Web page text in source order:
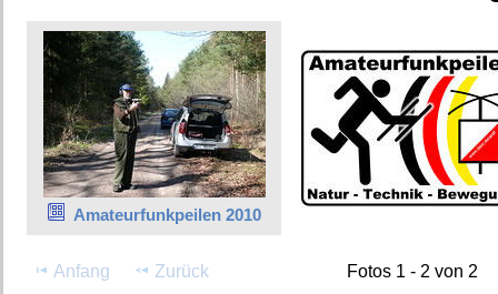
Amateurfunkpeilen 2010
Anfang Zurück Fotos 1 - 2 von 2